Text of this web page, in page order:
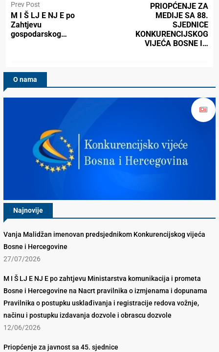
Prev Post
M I Š LJ E NJ E po
Zahtjevu
gospodarskog…
PRIOPĆENJE ZA
MEDIJE SA 88.
SJEDNICE
KONKURENCIJSKOG
VIJEĆA BOSNE I…
O nama
Najnovije
Vanja Malidžan imenovan predsjednikom Konkurencijskog vijeća
Bosne i Hercegovine
27/07/2026
M I Š LJ E NJ E po zahtjevu Ministarstva komunikacija i prometa
Bosne i Hercegovine na Nacrt pravilnika o izmjenama i dopunama
Pravilnika o postupku usklađivanja i registracije redova vožnje,
načinu i postupku izdavanja dozvole i obrascu dozvole
12/06/2026
Priopćenje za javnost sa 45. sjednice